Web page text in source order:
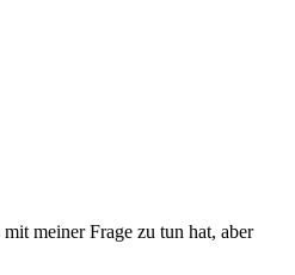
meiner Frage zu tun hat, aber